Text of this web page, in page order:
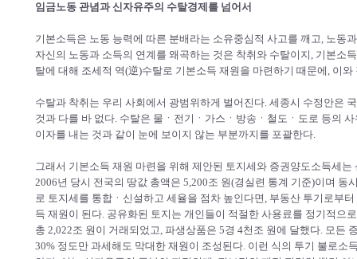
임금노동 관념과 신자유주의 수탈경제를 넘어서
기본소득은 노동 능력에 따른 분배라는 소유중심적 사고를 깨고, 노동
자신의 노동과 소득의 연계를 왜곡하는 것은 착취와 수탈이지, 기본소
탈에 대해 조세적 역(逆)수탈로 기본소득 재원을 마련하기 때문에, 이
수탈과 착취는 우리 사회에서 광범위하게 벌어진다. 세종시 수정안은
것과 다를 바 없다. 수탈은 물ㆍ전기ㆍ가스ㆍ방송ㆍ철도ㆍ도로 등의
이자를 내는 것과 같이 눈에 보이지 않는 부분까지를 포괄한다.
그래서 기본소득 재원 마련을 위해 제안된 토지세와 증권양도소득세
2006년 당시 전국의 땅값 총액은 5,200조 원(경실련 통계 기준)이며 동
로 토지세를 통합ㆍ신설하고 세율을 점차 높인다면, 부동산 투기로부
득 재원이 된다. 공유화된 토지는 개인들이 적절한 사용료를 정기적으
총 2,022조 원이 거래되었고, 파생상품은 5경 4천조 원에 달했다. 모든
30% 정도만 과세해도 막대한 재원이 조성된다. 이런 식의 투기 불로